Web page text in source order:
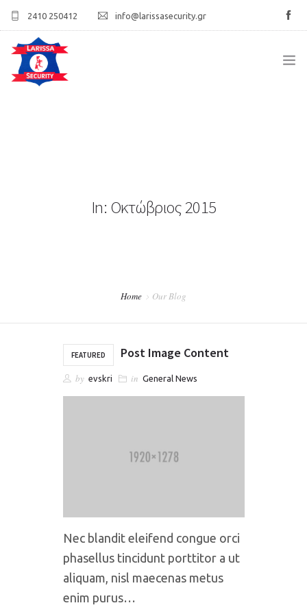
2410 250412 info@larissasecurity.gr
ΠΕΛΑΤΟΛΌΓΙΟIn: Οκτώβριος 2015
Home Our Blog
FEATURED Post Image Content
by evskri in General News
Nec blandit eleifend congue orci
phasellus tincidunt porttitor a ut
aliquam, nisl maecenas metus
enim purus…